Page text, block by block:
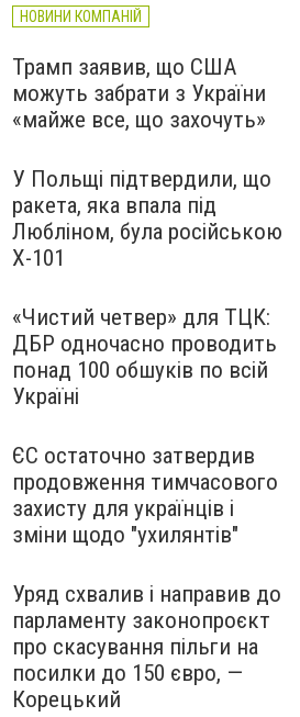
НОВИНИ КОМПАНІЙ
Трамп заявив, що США
можуть забрати з України
«майже все, що захочуть»
У Польщі підтвердили, що
ракета, яка впала під
Любліном, була російською
Х-101
«Чистий четвер» для ТЦК:
ДБР одночасно проводить
понад 100 обшуків по всій
Україні
ЄС остаточно затвердив
продовження тимчасового
захисту для українців і
зміни щодо "ухилянтів"
Уряд схвалив і направив до
парламенту законопроєкт
про скасування пільги на
посилки до 150 євро, —
Корецький